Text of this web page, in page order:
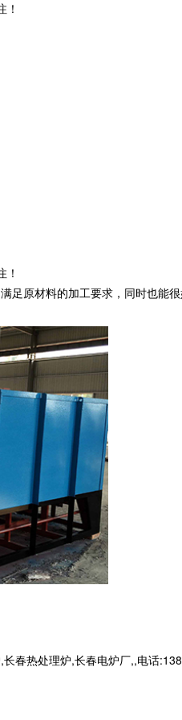
原材料的加工要求，同时也能
春热处理炉,长春电炉厂,,电话